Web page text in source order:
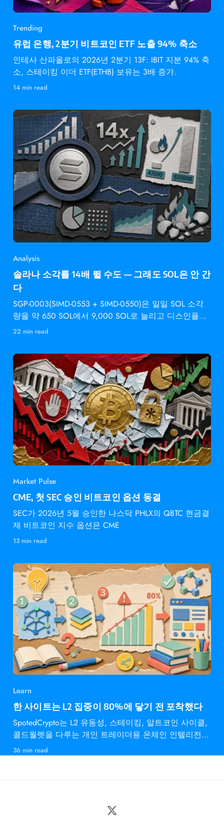
Trending
유럽 은행, 2분기 비트코인 ETF 노출 94% 축소
인테사 산파올로의 2026년 2분기 13F: IBIT 지분 94% 축
소, 스테이킹 이더 ETF(ETHB) 보유는 3배 증가.
14 min read
Analysis
솔라나 소각률 14배 뛸 수도 — 그래도 SOL은 안 간
다
SGP-0003(SIMD-0553 + SIMD-0550)은 일일 SOL 소각
량을 약 650 SOL에서 9,000 SOL로 늘리고 디스인플레
이션 속도를 2배로 높입니다 —
22 min read
Market Pulse
CME, 첫 SEC 승인 비트코인 옵션 동결
SEC가 2026년 5월 승인한 나스닥 PHLX의 QBTC 현금결
제 비트코인 지수 옵션은 CME
13 min read
Learn
한 사이트는 L2 집중이 80%에 닿기 전 포착했다
SpotedCrypto는 L2 유동성, 스테이킹, 알트코인 사이클,
콜드월렛을 다루는 개인 트레이더용 온체인 인텔리전스
다.
36 min read